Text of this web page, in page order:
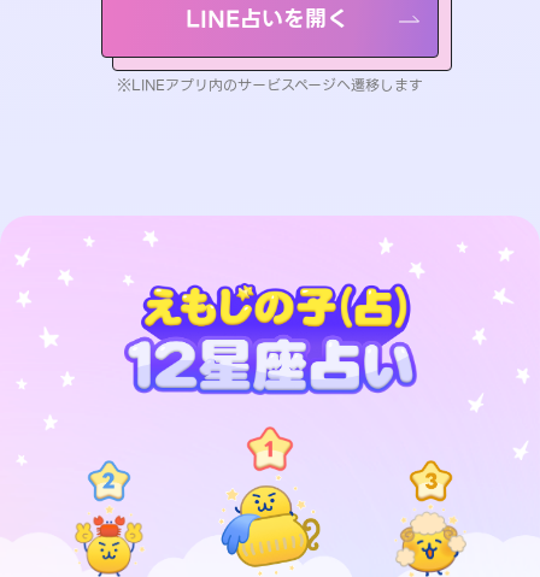
LINE占いを開く
※LINEアプリ内のサービスページへ遷移します